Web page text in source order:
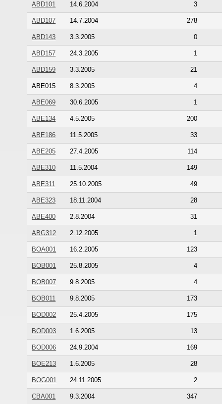
ABD101 14.6.2004 3
ABD107 14.7.2004 278
ABD143 3.3.2005 0
ABD157 24.3.2005 1
ABD159 3.3.2005 21
ABE015 8.3.2005 4
ABE069 30.6.2005 1
ABE134 4.5.2005 200
ABE186 11.5.2005 33
ABE205 27.4.2005 114
ABE310 11.5.2004 149
ABE311 25.10.2005 49
ABE323 18.11.2004 28
ABE400 2.8.2004 31
ABG312 2.12.2005 1
BOA001 16.2.2005 123
BOB001 25.8.2005 4
BOB007 9.8.2005 4
BOB011 9.8.2005 173
BOD002 25.4.2005 175
BOD003 1.6.2005 13
BOD006 24.9.2004 169
BOE213 1.6.2005 28
BOG001 24.11.2005 2
CBA001 9.3.2004 347